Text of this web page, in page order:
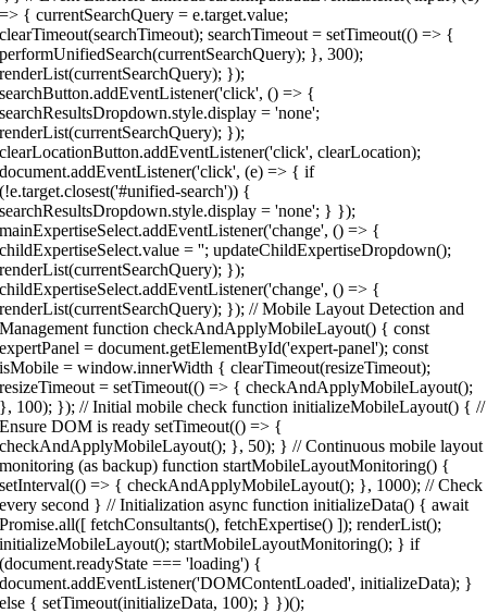
=> { currentSearchQuery = e.target.value;
clearTimeout(searchTimeout); searchTimeout = setTimeout(() => {
performUnifiedSearch(currentSearchQuery); }, 300);
renderList(currentSearchQuery); });
searchButton.addEventListener('click', () => {
searchResultsDropdown.style.display = 'none';
renderList(currentSearchQuery); });
clearLocationButton.addEventListener('click', clearLocation);
document.addEventListener('click', (e) => { if
(!e.target.closest('#unified-search')) {
searchResultsDropdown.style.display = 'none'; } });
mainExpertiseSelect.addEventListener('change', () => {
childExpertiseSelect.value = ''; updateChildExpertiseDropdown();
renderList(currentSearchQuery); });
childExpertiseSelect.addEventListener('change', () => {
renderList(currentSearchQuery); }); // Mobile Layout Detection and
Management function checkAndApplyMobileLayout() { const
expertPanel = document.getElementById('expert-panel'); const
isMobile = window.innerWidth { clearTimeout(resizeTimeout);
resizeTimeout = setTimeout(() => { checkAndApplyMobileLayout();
}, 100); }); // Initial mobile check function initializeMobileLayout() { //
Ensure DOM is ready setTimeout(() => {
checkAndApplyMobileLayout(); }, 50); } // Continuous mobile layout
monitoring (as backup) function startMobileLayoutMonitoring() {
setInterval(() => { checkAndApplyMobileLayout(); }, 1000); // Check
every second } // Initialization async function initializeData() { await
Promise.all([ fetchConsultants(), fetchExpertise() ]); renderList();
initializeMobileLayout(); startMobileLayoutMonitoring(); } if
(document.readyState === 'loading') {
document.addEventListener('DOMContentLoaded', initializeData); }
else { setTimeout(initializeData, 100); } })();